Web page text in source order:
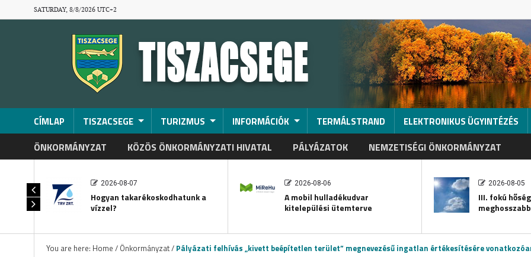
SATURDAY, 8/8/2026 UTC+2
CÍMLAP TISZACSEGE TURIZMUS INFORMÁCIÓK TERMÁLSTRAND ELEKTRONIKUS ÜGYINTÉZÉS
ÖNKORMÁNYZAT KÖZÖS ÖNKORMÁNYZATI HIVATAL PÁLYÁZATOK NEMZETISÉGI ÖNKORMÁNYZAT
2026-08-07
Hogyan takarékoskodhatunk a
vízzel?
2026-08-06
A mobil hulladékudvar
kitelepülési ütemterve
2026-08-05
III. fokú
You are here: Home / Önkormányzat/ Pályázati felhívás „kivett beépítetlen terület” megnevezésű ingatlan értékesítésére